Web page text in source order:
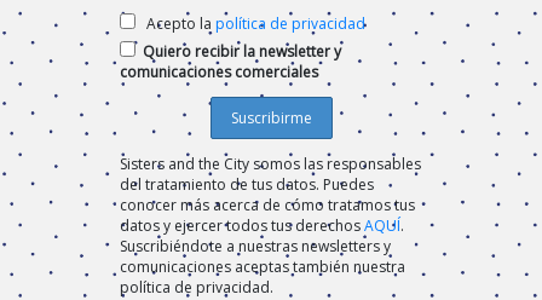
Acepto la política de privacidad
Quiero recibir la newsletter y
comunicaciones comerciales
Sisters and the City somos las responsables
del tratamiento de tus datos. Puedes
conocer más acerca de cómo tratamos tus
datos y ejercer todos tus derechosAQUÍ.
Suscribiéndote a nuestras newsletters y
comunicaciones aceptas también nuestra
política de privacidad.